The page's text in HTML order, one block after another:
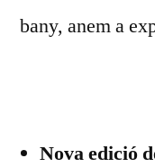
bany, anem a
Nova edició